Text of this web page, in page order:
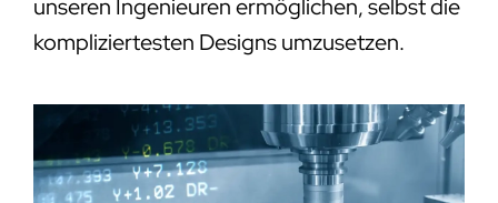
unseren Ingenieuren ermöglichen, selbst die
kompliziertesten Designs umzusetzen.